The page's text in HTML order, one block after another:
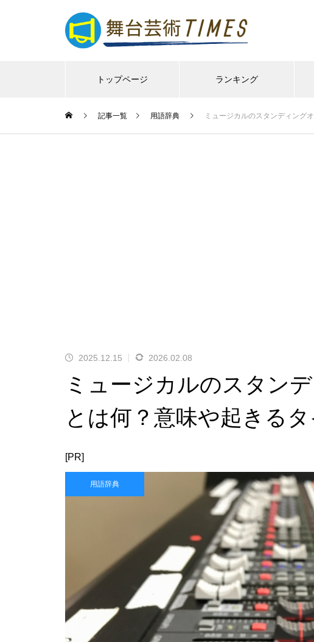
トップページ ランキング
記事一覧 用語辞典 ミュージカルのスタンディング
2025.12.15 2026.02.08
ミュージカルのスタン
とは何？意味や起きる
[PR]
用語辞典